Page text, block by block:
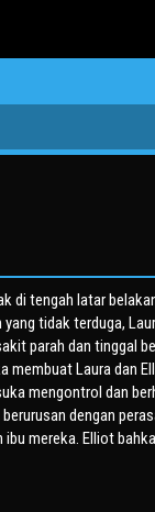
di tengah latar
tidak terduga,
parah dan tinggal
Laura dan
mengontrol dan
dengan
mereka. Elliot